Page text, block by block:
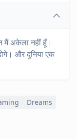
मैं अकेला नहीं हूँ।
और दुनिया एक
Dreams